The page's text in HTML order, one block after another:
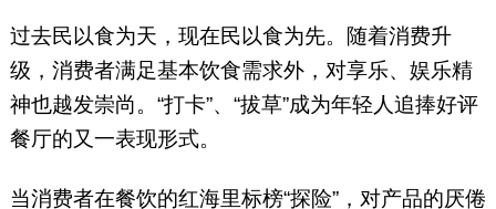
号：yuelaoban）
过去民以食为天，现在民以食为先。随着消费升
级，消费者满足基本饮食需求外，对享乐、娱乐精
神也越发崇尚。“打卡”、“拔草”成为年轻人追捧好评
餐厅的又一表现形式。
当消费者在餐饮的红海里标榜“探险”，对产品的厌倦